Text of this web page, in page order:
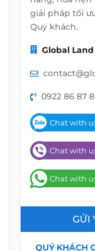
giải pháp tối
Quý khách.
Global
0922 86 87
Chat with
Chat with
Chat with
GỬI
QUÝ KHÁCH